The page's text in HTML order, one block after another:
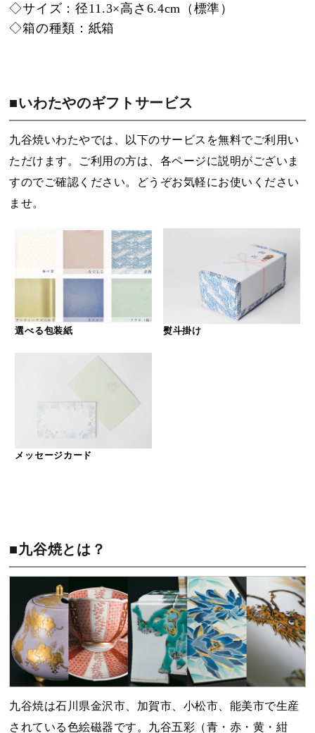
◇サイズ：径11.3×高さ6.4cm（標準）
◇箱の種類：紙箱
■いわたやのギフトサービス
九谷焼いわたやでは、以下のサービスを無料でご利用い
ただけます。ご利用の方は、各ページに説明がございま
すのでご確認ください。どうぞお気軽にお使いください
ませ。
選べる包装紙 熨斗掛け
メッセージカード
■九谷焼とは？
九谷焼は石川県金沢市、加賀市、小松市、能美市で生産
されている色絵磁器です。九谷五彩（青・赤・黄・紺